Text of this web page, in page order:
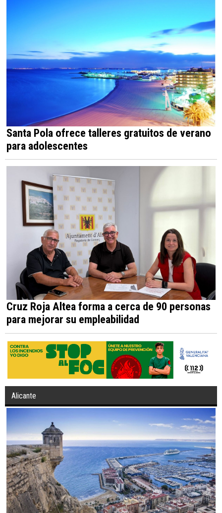
Santa Pola ofrece talleres gratuitos de verano
para adolescentes
Cruz Roja Altea forma a cerca de 90 personas
para mejorar su empleabilidad
Alicante